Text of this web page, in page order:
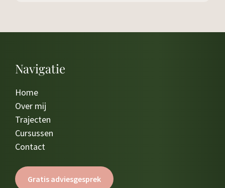
Navigatie
Home
Over mij
Trajecten
Cursussen
Contact
Gratis adviesgesprek